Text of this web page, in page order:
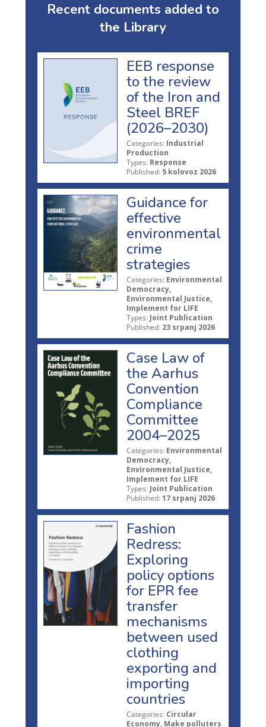
Recent documents added to
the Library
EEB response
to the review
of the Iron and
Steel BREF
(2026–2030)
Categories: Industrial
Production
Types: Response
Published: 5 kolovoz 2026
Guidance for
effective
environmental
crime
strategies
Categories: Environmental
Democracy,
Environmental Justice,
Implement for LIFE
Types: Joint Publication
Published: 23 srpanj 2026
Case Law of
the Aarhus
Convention
Compliance
Committee
2004–2025
Categories: Environmental
Democracy,
Environmental Justice,
Implement for LIFE
Types: Joint Publication
Published: 17 srpanj 2026
Fashion
Redress:
Exploring
policy options
for EPR fee
transfer
mechanisms
between used
clothing
exporting and
importing
countries
Categories: Circular
Economy, Make polluters